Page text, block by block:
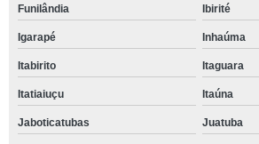
Funilândia Ibirité
Igarapé Inhaúma
Itabirito Itaguara
Itatiaiuçu Itaúna
Jaboticatubas Juatuba